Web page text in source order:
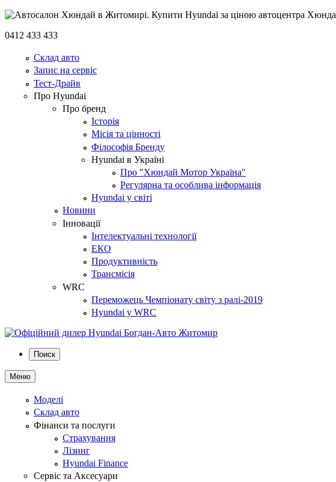
0412 433 433
Склад авто
Запис на сервіс
Тест-Драйв
Про Hyundai
Про бренд
Історія
Місія та цінності
Філософія Бренду
Hyundai в Україні
Про "Хюндай Мотор Україна"
Регулярна та особлива інформація
Hyundai у світі
Новини
Інновації
Інтелектуальні технології
ЕКО
Продуктивність
Трансмісія
WRC
Переможець Чемпіонату світу з ралі-2019
Hyundai у WRC
Поиск
Меню
Моделі
Склад авто
Фінанси та послуги
Страхування
Лізинг
Hyundai Finance
Сервіс та Аксесуари